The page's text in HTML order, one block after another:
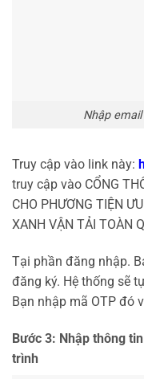
Nhập
Truy cập vào link này:
truy cập vào CỔNG
CHO PHƯƠNG TIỆN
XANH VẬN TẢI TOÀN
Tại phần đăng nhập.
đăng ký. Hệ thống sẽ
Bạn nhập mã OTP đó
Bước 3: Nhập thông
trình